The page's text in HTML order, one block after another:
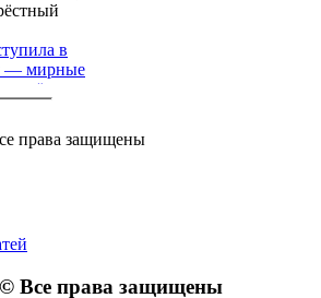
в
— мирные
всё чаще
права защищены
Все права защищены